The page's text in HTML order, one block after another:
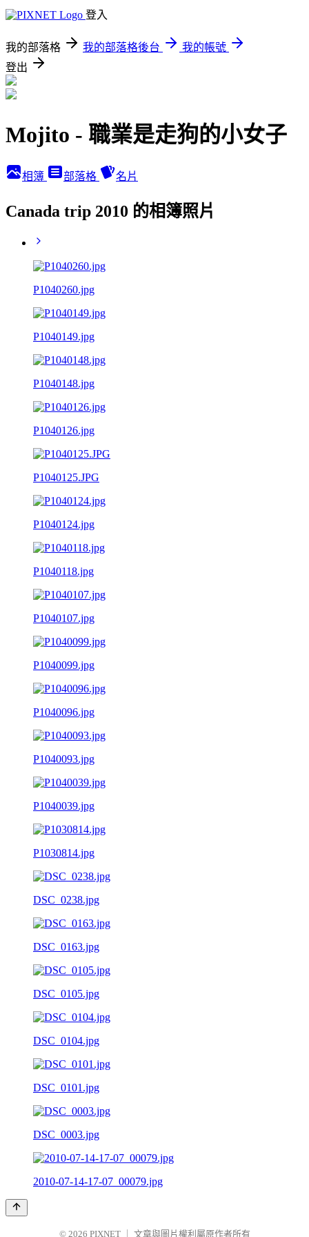
登入
我的部落格 我的部落格後台
我的帳號
登出
Mojito - 職業是走狗的小女子
相簿 部落格 名片
Canada trip 2010 的相簿照片
P1040260.jpg
P1040149.jpg
P1040148.jpg
P1040126.jpg
P1040125.JPG
P1040124.jpg
P1040118.jpg
P1040107.jpg
P1040099.jpg
P1040096.jpg
P1040093.jpg
P1040039.jpg
P1030814.jpg
DSC_0238.jpg
DSC_0163.jpg
DSC_0105.jpg
DSC_0104.jpg
DSC_0101.jpg
DSC_0003.jpg
2010-07-14-17-07_00079.jpg
© 2026 PIXNET 文章與圖片權利屬原作者所有